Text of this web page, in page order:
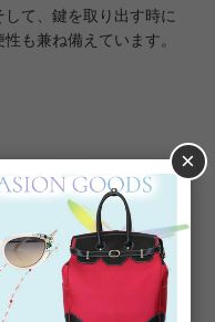
て、鍵を取り出す時に
も兼ね備えています。
トにしていただくな
ける「おしゃれ小物」
分を盛り上げます。キー
わいいモチーフ好きな
×